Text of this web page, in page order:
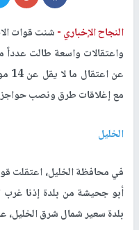
النجاح الإخباري -شنت قوات
واعتقالات واسعة طالت عدداً
مع إغلاقات طرق ونصب
الخليل
في محافظة الخليل، اعتقلت
أبو جحيشة من بلدة إذنا
بلدة سعير شمال شرق الخليل،